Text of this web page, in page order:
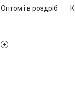
Оптом і в роздріб